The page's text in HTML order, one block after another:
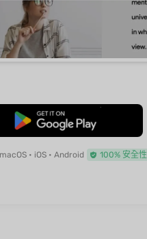
免費下載
• iOS • Android 100% 安全性